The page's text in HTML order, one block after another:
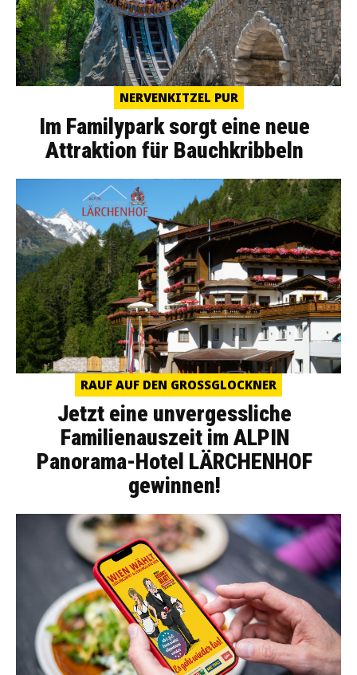
NERVENKITZEL PUR
Im Familypark sorgt eine neue
Attraktion für Bauchkribbeln
RAUF AUF DEN GROSSGLOCKNER
Jetzt eine unvergessliche
Familienauszeit im ALPIN
Panorama-Hotel LÄRCHENHOF
gewinnen!